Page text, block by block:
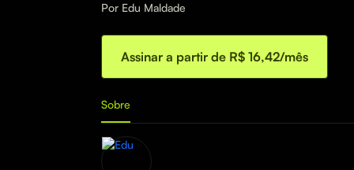
Por Edu Maldade
Assinar a partir de R$ 16,42/mês
Sobre